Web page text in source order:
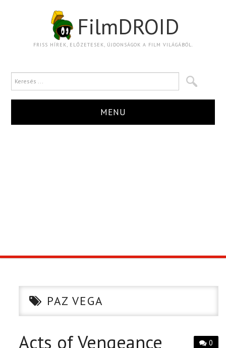
FilmDROID
FRISS HÍREK, ELŐZETESEK, ÚJDONSÁGOK A FILM VILÁGÁBÓL.
MENU
CIKK
PÓLÓ RENDELÉS
PAZ VEGA
0
Acts of Vengeance